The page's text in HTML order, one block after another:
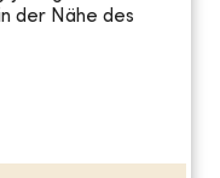
der Nähe des